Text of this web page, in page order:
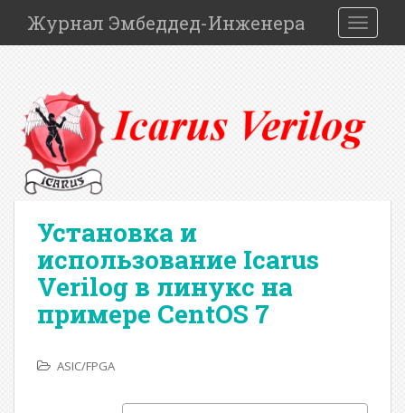
i
Журнал Эмбеддед-Инженера
Установка и
использование Icarus
Verilog в линукс на
примере CentOS 7
ASIC/FPGA